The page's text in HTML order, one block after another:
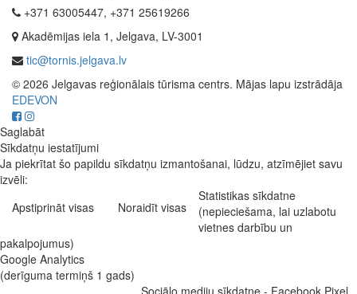
+371 63005447, +371 25619266
Akadēmijas iela 1, Jelgava, LV-3001
tic@tornis.jelgava.lv
© 2026 Jelgavas reģionālais tūrisma centrs. Mājas lapu izstrādāja
EDEVON
Saglabāt
Sīkdatņu iestatījumi
Ja piekrītat šo papildu sīkdatņu izmantošanai, lūdzu, atzīmējiet savu
izvēli:
Apstiprināt visas
Noraidīt visas
Statistikas sīkdatne
(nepieciešama, lai uzlabotu
vietnes darbību un
pakalpojumus)
Google Analytics
(derīguma termiņš 1 gads)